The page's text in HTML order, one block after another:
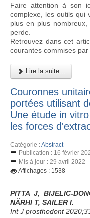
Faire attention à son
complexe, les outils qui
plus en plus
perde.
Retrouvez dans cet
courantes commises
Lire la suite...
Couronnes
portées utilisant
Une étude in
les forces
Catégorie :Abstract
Publication : 16 février
Mis à jour : 29 avril 2022
Affichages : 1538
PITTA J, BIJELIC-
NÄRHI T, SAILER I.
Int J prosthodont